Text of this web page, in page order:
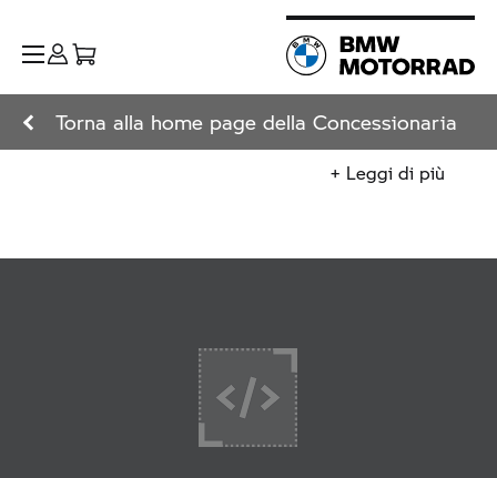
Torna alla home page della Concessionaria
+ Leggi di più